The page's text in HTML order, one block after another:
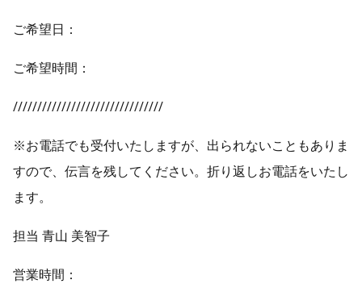
ご希望日：
ご希望時間：
///////////////////////////////
※お電話でも受付いたしますが、出られないこともありま
すので、伝言を残してください。折り返しお電話をいたし
ます。
担当 青山 美智子
営業時間：